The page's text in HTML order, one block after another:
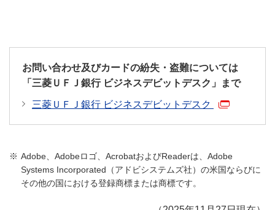
お問い合わせ及びカードの紛失・盗難については
「三菱ＵＦＪ銀行 ビジネスデビットデスク」まで
三菱ＵＦＪ銀行 ビジネスデビットデスク
Adobe、Adobeロゴ、AcrobatおよびReaderは、Adobe
Systems Incorporated（アドビシステムズ社）の米国ならびに
その他の国における登録商標または商標です。